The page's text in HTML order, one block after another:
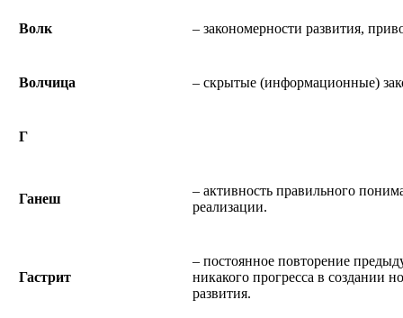
Волк – закономерности развития,
Волчица – скрытые (информационные)
Г
Ганеш
– активность правильного
реализации.
Гастрит
– постоянное повторение
никакого прогресса в создании
развития.